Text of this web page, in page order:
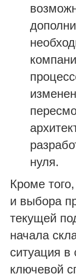
нуля.
Кроме
и выбора
текущей
начала
ситуация в
ключевой